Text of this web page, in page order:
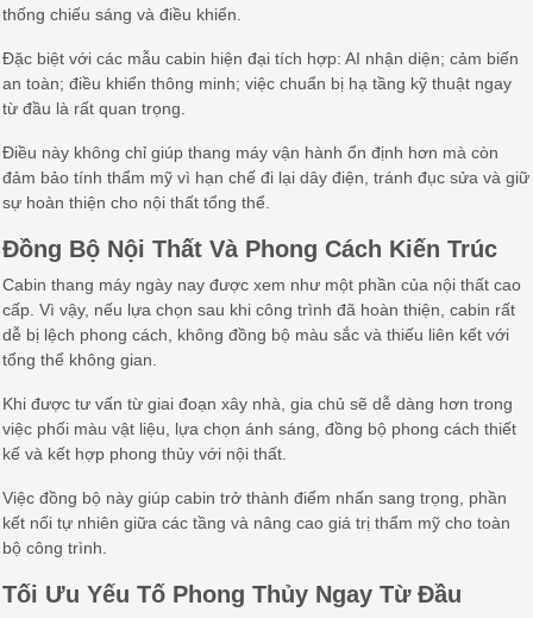
thống chiếu sáng và điều khiển.
Đặc biệt với các mẫu cabin hiện đại tích hợp: AI nhận diện; cảm biến
an toàn; điều khiển thông minh; việc chuẩn bị hạ tầng kỹ thuật ngay
từ đầu là rất quan trọng.
Điều này không chỉ giúp thang máy vận hành ổn định hơn mà còn
đảm bảo tính thẩm mỹ vì hạn chế đi lại dây điện, tránh đục sửa và giữ
sự hoàn thiện cho nội thất tổng thể.
Đồng Bộ Nội Thất Và Phong Cách Kiến Trúc
Cabin thang máy ngày nay được xem như một phần của nội thất cao
cấp. Vì vậy, nếu lựa chọn sau khi công trình đã hoàn thiện, cabin rất
dễ bị lệch phong cách, không đồng bộ màu sắc và thiếu liên kết với
tổng thể không gian.
Khi được tư vấn từ giai đoạn xây nhà, gia chủ sẽ dễ dàng hơn trong
việc phối màu vật liệu, lựa chọn ánh sáng, đồng bộ phong cách thiết
kế và kết hợp phong thủy với nội thất.
Việc đồng bộ này giúp cabin trở thành điểm nhấn sang trọng, phần
kết nối tự nhiên giữa các tầng và nâng cao giá trị thẩm mỹ cho toàn
bộ công trình.
Tối Ưu Yếu Tố Phong Thủy Ngay Từ Đầu